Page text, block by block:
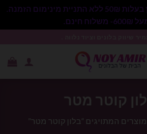
משלוחים לכל הארץ בעלות 50₪ ללא התניית מינימום הזמנה.
חינם.
קוטר מטר
מוצרים המתויגים “בלון קוטר מטר”